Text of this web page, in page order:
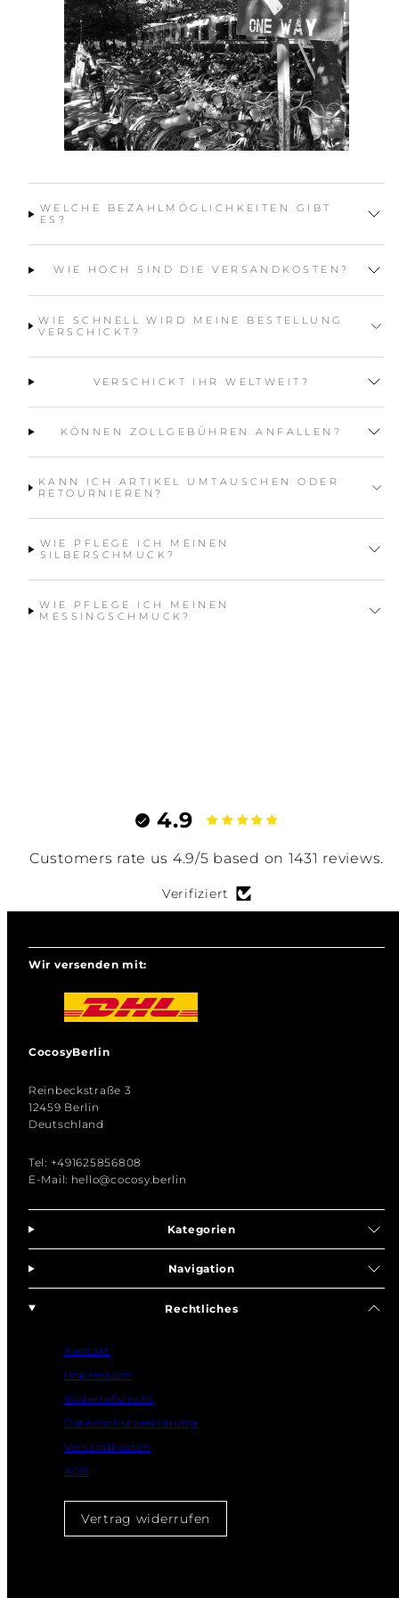
WELCHE BEZAHLMÖGLICHKEITEN GIBT
ES?
WIE HOCH SIND DIE VERSANDKOSTEN?
WIE SCHNELL WIRD MEINE BESTELLUNG
VERSCHICKT?
VERSCHICKT IHR WELTWEIT?
KÖNNEN ZOLLGEBÜHREN ANFALLEN?
KANN ICH ARTIKEL UMTAUSCHEN ODER
RETOURNIEREN?
WIE PFLEGE ICH MEINEN
SILBERSCHMUCK?
WIE PFLEGE ICH MEINEN
MESSINGSCHMUCK?
4.9
Customers rate us 4.9/5 based on 1431 reviews.
Verifiziert
Wir versenden mit:
CocosyBerlin
Reinbeckstraße 3
12459 Berlin
Deutschland
Tel: +491625856808
E-Mail: hello@cocosy.berlin
Kategorien
Navigation
Rechtliches
Kontakt
Impressum
Widerrufsrecht
Datenschutzerklärung
Versandkosten
AGB
Vertrag widerrufen